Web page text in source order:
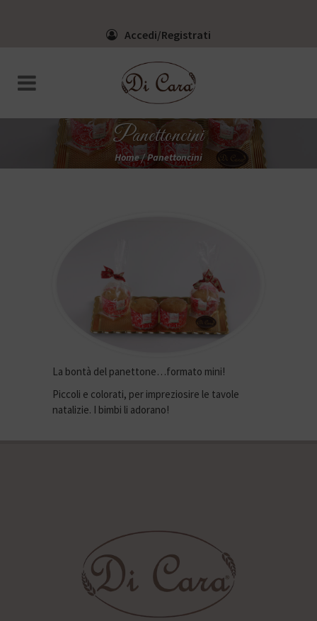
Accedi/Registrati
Panettoncini
Home/Panettoncini
La bontà del panettone…formato mini!
Piccoli e colorati, per impreziosire le tavole
natalizie. I bimbi li adorano!